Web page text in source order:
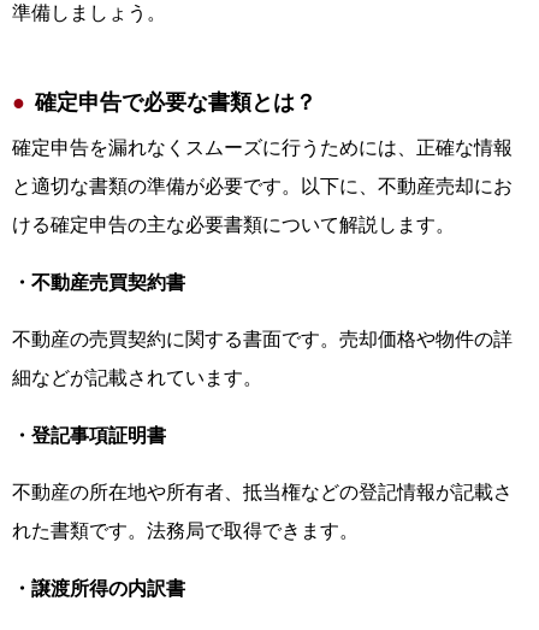
準備しましょう。
確定申告で必要な書類とは？
確定申告を漏れなくスムーズに行うためには、正確な情報
と適切な書類の準備が必要です。以下に、不動産売却にお
ける確定申告の主な必要書類について解説します。
・不動産売買契約書
不動産の売買契約に関する書面です。売却価格や物件の詳
細などが記載されています。
・登記事項証明書
不動産の所在地や所有者、抵当権などの登記情報が記載さ
れた書類です。法務局で取得できます。
・譲渡所得の内訳書